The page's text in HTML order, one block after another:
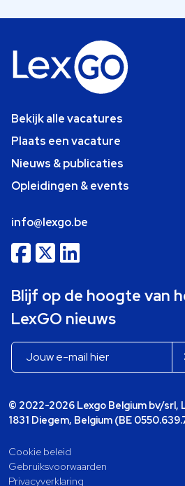
Bekijk alle vacatures
Plaats een vacature
Nieuws & publicaties
Opleidingen & events
info@lexgo.be
Blijf op de hoogte van
LexGO nieuws
© 2022-2026 Lexgo Belgium bv/srl,
1831 Diegem, Belgium (BE
Cookie beleid
Gebruiksvoorwaarden
Privacyverklaring